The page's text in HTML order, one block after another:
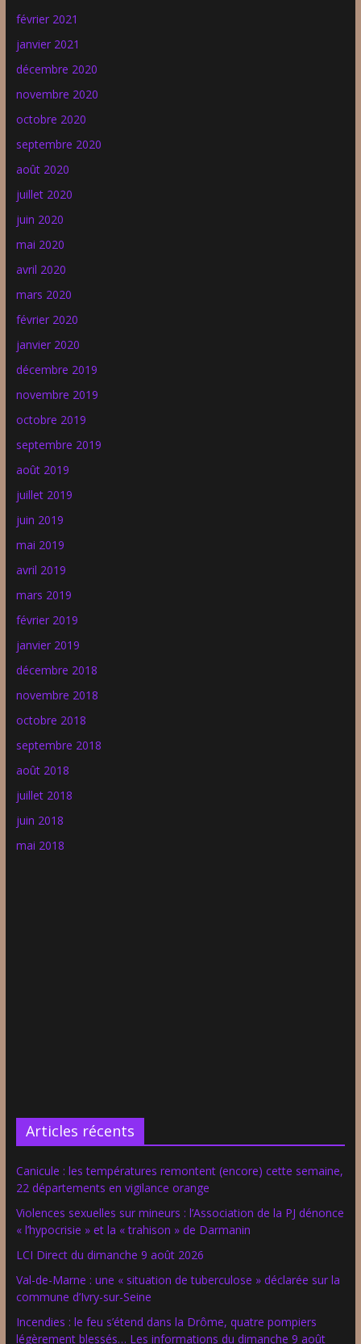
février 2021
janvier 2021
décembre 2020
novembre 2020
octobre 2020
septembre 2020
août 2020
juillet 2020
juin 2020
mai 2020
avril 2020
mars 2020
février 2020
janvier 2020
décembre 2019
novembre 2019
octobre 2019
septembre 2019
août 2019
juillet 2019
juin 2019
mai 2019
avril 2019
mars 2019
février 2019
janvier 2019
décembre 2018
novembre 2018
octobre 2018
septembre 2018
août 2018
juillet 2018
juin 2018
mai 2018
Articles récents
Canicule : les températures remontent (encore) cette semaine,
22 départements en vigilance orange
Violences sexuelles sur mineurs : l’Association de la PJ dénonce
« l’hypocrisie » et la « trahison » de Darmanin
LCI Direct du dimanche 9 août 2026
Val-de-Marne : une « situation de tuberculose » déclarée sur la
commune d’Ivry-sur-Seine
Incendies : le feu s’étend dans la Drôme, quatre pompiers
légèrement blessés… Les informations du dimanche 9 août